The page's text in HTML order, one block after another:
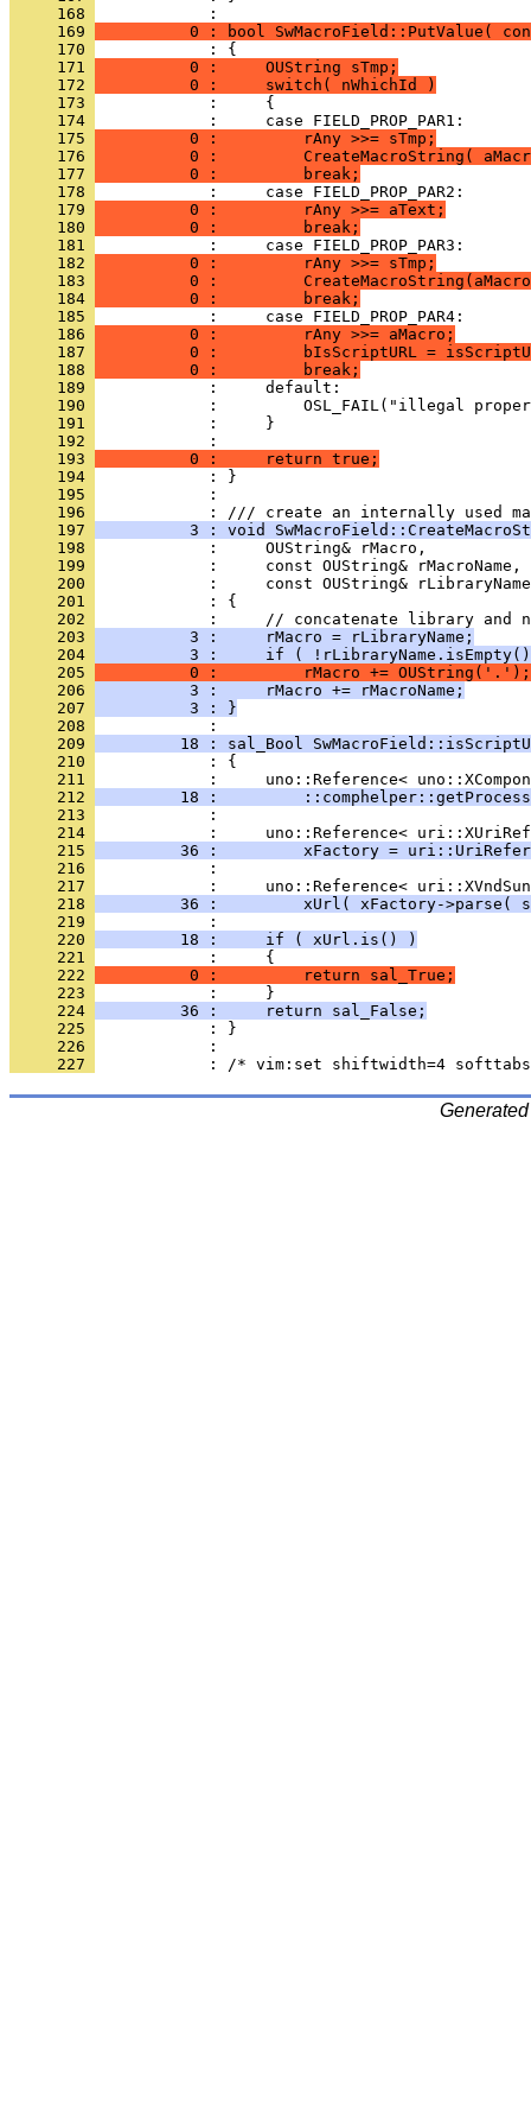
     168
     169
0 : bool SwMacroField::PutValue(
     170
     171
          0 :     OUString sTmp;
     172
          0 :     switch( nWhichId )
     173
     174
     175
          0 :         rAny >>= sTmp;
     176
0 :         CreateMacroString(
     177
          0 :         break;
     178
     179
          0 :         rAny >>= aText;
     180
          0 :         break;
     181
     182
          0 :         rAny >>= sTmp;
     183
0 :
     184
          0 :         break;
     185
     186
          0 :         rAny >>= aMacro;
     187
0 :         bIsScriptURL =
     188
          0 :         break;
     189
     190
     191
     192
     193
          0 :     return true;
     194
     195
            :
     196
     197
3 : void
     198
     199
     200
     201
     202
     203
          3 :     rMacro = rLibraryName;
     204
3 :     if (
     205
          0 :         rMacro += OUString('.');
     206
          3 :     rMacro += rMacroName;
     207
          3 : }
     208
     209
18 : sal_Bool
     210
     211
     212
18 :
     213
     214
     215
36 :         xFactory =
     216
     217
     218
36 :         xUrl( xFactory->parse(
     219
     220
         18 :     if ( xUrl.is() )
     221
     222
          0 :         return sal_True;
     223
     224
         36 :     return sal_False;
     225
     226
     227